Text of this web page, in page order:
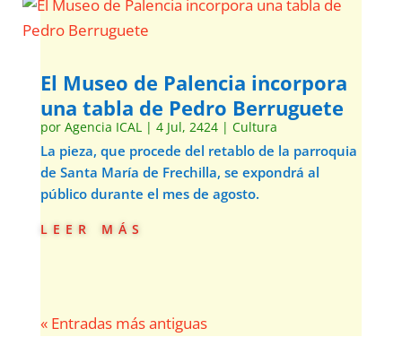
El Museo de Palencia incorpora
una tabla de Pedro Berruguete
por Agencia ICAL| 4 Jul, 2424| Cultura
La pieza, que procede del retablo de la parroquia
de Santa María de Frechilla, se expondrá al
público durante el mes de agosto.
leer más
« Entradas más antiguas